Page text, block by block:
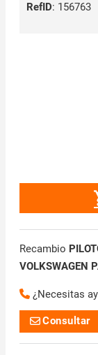
RefID: 156763
Recambio
VOLKSWAGEN
¿Necesitas
Consultar